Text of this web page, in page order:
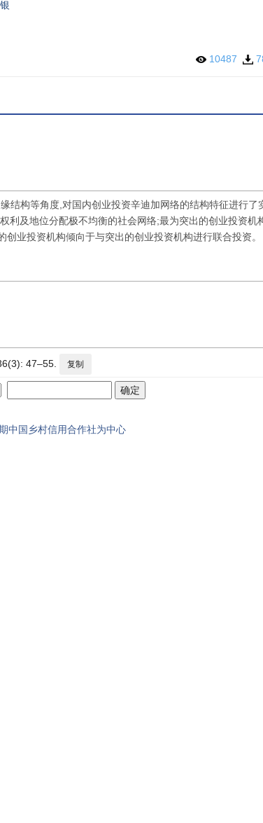
10487
结构等角度,对国内创业投资辛迪加网络的结构特征进行了
利及地位分配极不均衡的社会网络;最为突出的创业投资机
业投资机构倾向于与突出的创业投资机构进行联合投资。
47–55. 复制
中国乡村信用合作社为中心